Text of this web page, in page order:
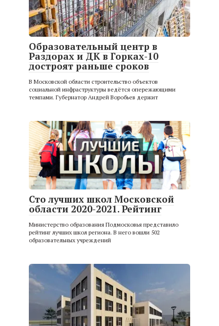
Образовательный центр в
Раздорах и ДК в Горках-10
достроят раньше сроков
В Московской области строительство объектов
социальной инфраструктуры ведётся опережающими
темпами. Губернатор Андрей Воробьев держит
Сто лучших школ Московской
области 2020-2021. Рейтинг
Министерство образования Подмосковья представило
рейтинг лучших школ региона. В него вошли 502
образовательных учреждений